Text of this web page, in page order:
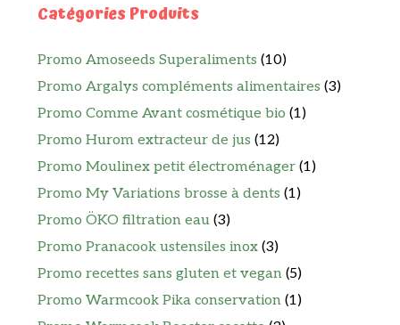
Catégories Produits
Promo Amoseeds Superaliments (10)
Promo Argalys compléments alimentaires (3)
Promo Comme Avant cosmétique bio (1)
Promo Hurom extracteur de jus (12)
Promo Moulinex petit électroménager (1)
Promo My Variations brosse à dents (1)
Promo ÖKO filtration eau (3)
Promo Pranacook ustensiles inox (3)
Promo recettes sans gluten et vegan (5)
Promo Warmcook Pika conservation (1)